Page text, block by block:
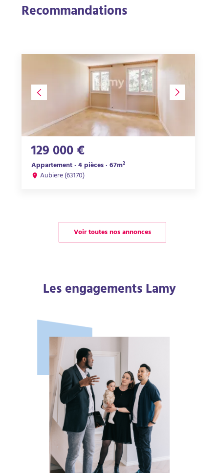
Recommandations
129 000 €
Appartement · 4 pièces · 67m²
Aubiere (63170)
Voir toutes nos annonces
Les engagements Lamy